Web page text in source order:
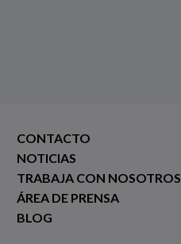
CONTACTO
NOTICIAS
TRABAJA CON NOSOTROS
ÁREA DE PRENSA
BLOG